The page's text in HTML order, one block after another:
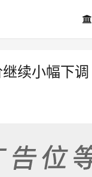
续小幅下调